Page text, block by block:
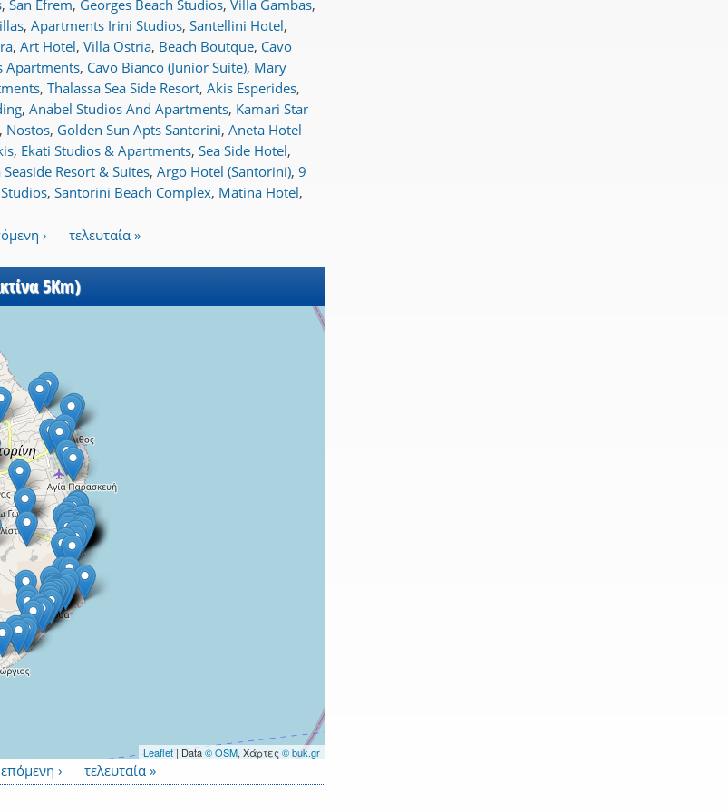
, San Efrem, Georges Beach Studios, Villa Gambas,
, Apartments Irini Studios, Santellini Hotel,
, Art Hotel, Villa Ostria, Beach Boutque, Cavo
Apartments, Cavo Bianco (Junior Suite), Mary
, Thalassa Sea Side Resort, Akis Esperides,
, Anabel Studios And Apartments, Kamari Star
, Nostos, Golden Sun Apts Santorini, Aneta Hotel
, Ekati Studios & Apartments, Sea Side Hotel,
Seaside Resort & Suites, Argo Hotel (Santorini), 9
, Santorini Beach Complex, Matina Hotel,
› τελευταία »
5Km)
Leaflet| Data© OSM, Χάρτες © buk.gr
επόμενη › τελευταία »